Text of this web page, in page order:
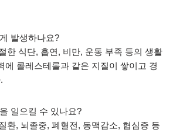
발생하나요?
한 식단, 흡연, 비만, 운동 부족 등의 생활
에 콜레스테롤과 같은 지질이 쌓이고 경
일으킬 수 있나요?
환, 뇌졸중, 폐혈전, 동맥감소, 협심증 등